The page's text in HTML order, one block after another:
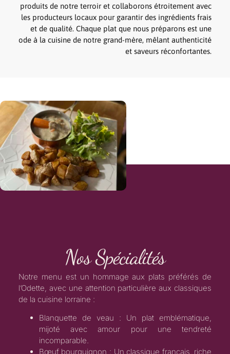
produits de notre terroir et collaborons étroitement avec
les producteurs locaux pour garantir des ingrédients frais
et de qualité. Chaque plat que nous préparons est une
ode à la cuisine de notre grand-mère, mêlant authenticité
et saveurs réconfortantes.
Nos Spécialités
Notre menu est un hommage aux plats préférés de
l’Odette, avec une attention particulière aux classiques
de la cuisine lorraine :
Blanquette de veau : Un plat emblématique,
mijoté avec amour pour une tendreté
incomparable.
Bœuf bourguignon : Un classique français, riche